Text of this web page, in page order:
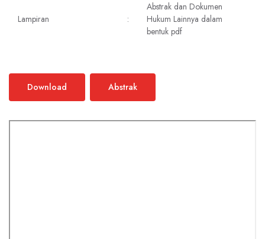
Lampiran :
Abstrak dan Dokumen
Hukum Lainnya dalam
bentuk pdf
Download Abstrak